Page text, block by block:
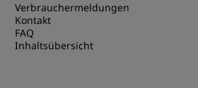
Verbrauchermeldungen
Kontakt
FAQ
Inhaltsübersicht